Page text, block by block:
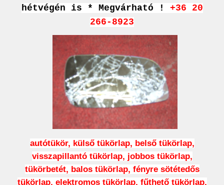
hétvégén is * Megvárható ! +36 20
266-8923
autótükör, külső tükörlap, belső tükörlap,
visszapillantó tükörlap, jobbos tükörlap,
tükörbetét, balos tükörlap, fényre sötétedős
tükörlap, elektromos tükörlap, fűthető tükörlap,